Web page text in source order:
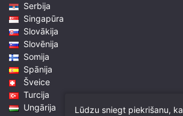
Serbija
Singapūra
Slovākija
Slovēnija
Somija
Spānija
Šveice
Turcija
Ungārija
Lūdzu sniegt piekrišanu, ka